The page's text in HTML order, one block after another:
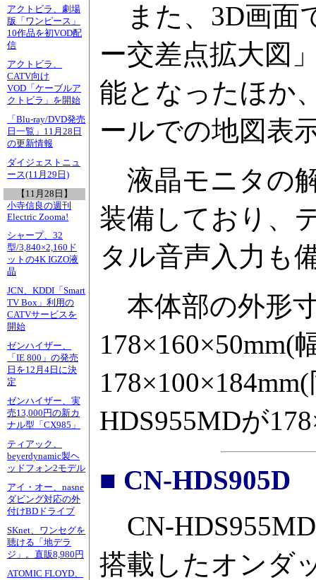
アクトビラ、劇場
版「ワンピース」
10作品を初VOD配
信
アクトビラ、
CATV向け
VOD「ケーブルア
クトビラ」を開始
「Blu-ray/DVD発売
日一覧」11月28日
の更新情報
ダイジェストニュ
ース(11月29日)
【11月28日】
小寺信良の週刊
Electric Zooma!
シャープ、32
型/3,840×2,160ド
ットの4K IGZO液
晶
JCN、KDDI「Smart
TV Box」利用の
CATVサービスを
開始
ゼンハイザー、
「IE 800」の発売
日を12月4日に決
定
ゼンハイザー、実
売13,000円の新カ
ナル型「CX985」
ティアック、
beyerdynamic製ヘ
ッドフォン2モデル
アイ・オー、nasne
ダビング対応の外
付けBDドライブ
SKnet、ワンセグを
聴ける「地デラ
ジ」。直販8,980円
ATOMIC FLOYD、
また、3D画面
ー交差点拡大図
能となったほか
ールでの地図表
液晶モニタの
装備しており、
タル音声入力も
本体部の外形
178×160×50mm(
HDS955MDが
■ CN-HDS905D
CN-
搭載したオンダ